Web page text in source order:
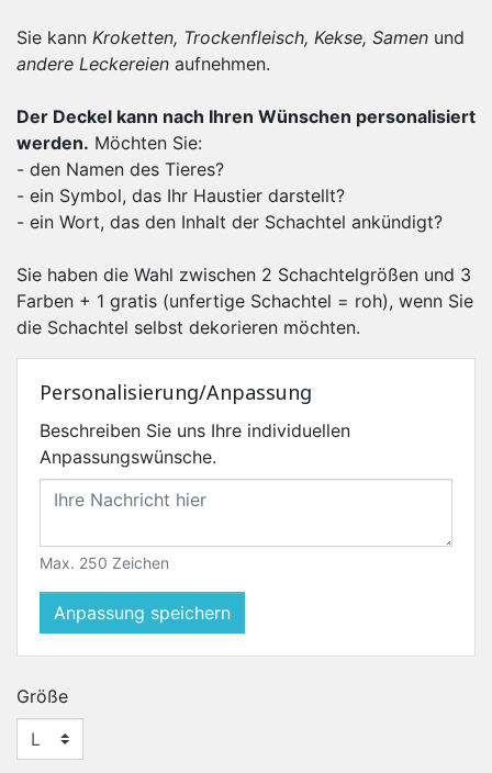
Sie kann Kroketten, Trockenfleisch, Kekse, Samen und
andere Leckereien aufnehmen.
Der Deckel kann nach Ihren Wünschen personalisiert
werden. Möchten Sie:
- den Namen des Tieres?
- ein Symbol, das Ihr Haustier darstellt?
- ein Wort, das den Inhalt der Schachtel ankündigt?
Sie haben die Wahl zwischen 2 Schachtelgrößen und 3
Farben + 1 gratis (unfertige Schachtel = roh), wenn Sie
die Schachtel selbst dekorieren möchten.
Personalisierung/Anpassung
Beschreiben Sie uns Ihre individuellen
Anpassungswünsche.
Max. 250 Zeichen
Anpassung speichern
Größe